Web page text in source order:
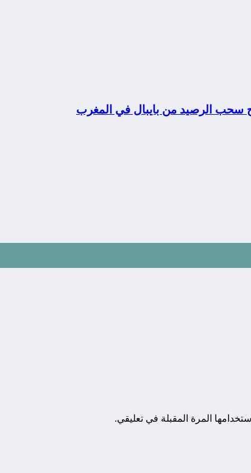
سحب الرصيد من بايبال في المغرب
المرة المقبلة في تعليقي.